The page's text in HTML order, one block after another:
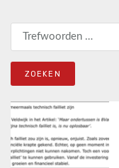
Zoeken naar: